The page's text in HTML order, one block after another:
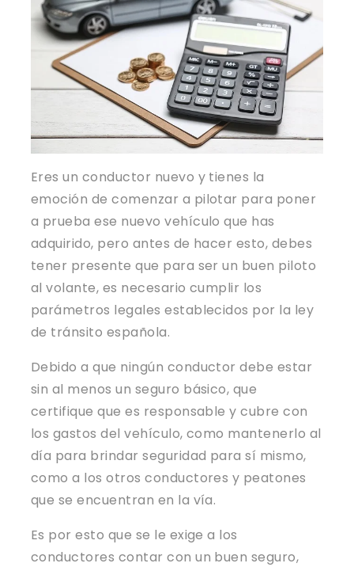
Eres un conductor nuevo y tienes la
emoción de comenzar a pilotar para poner
a prueba ese nuevo vehículo que has
adquirido, pero antes de hacer esto, debes
tener presente que para ser un buen piloto
al volante, es necesario cumplir los
parámetros legales establecidos por la ley
de tránsito española.
Debido a que ningún conductor debe estar
sin al menos un seguro básico, que
certifique que es responsable y cubre con
los gastos del vehículo, como mantenerlo al
día para brindar seguridad para sí mismo,
como a los otros conductores y peatones
que se encuentran en la vía.
Es por esto que se le exige a los
conductores contar con un buen seguro,